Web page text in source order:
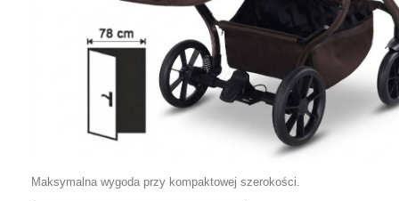
Maksymalna wygoda przy kompaktowej szerokości.